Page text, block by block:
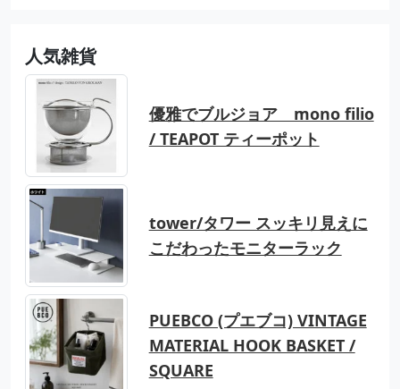
人気雑貨
優雅でブルジョア mono filio
/ TEAPOT ティーポット
tower/タワー スッキリ見えに
こだわったモニターラック
PUEBCO (プエブコ) VINTAGE
MATERIAL HOOK BASKET /
SQUARE